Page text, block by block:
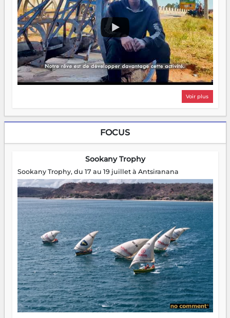
Voir plus
FOCUS
Sookany Trophy
Sookany Trophy, du 17 au 19 juillet à Antsiranana